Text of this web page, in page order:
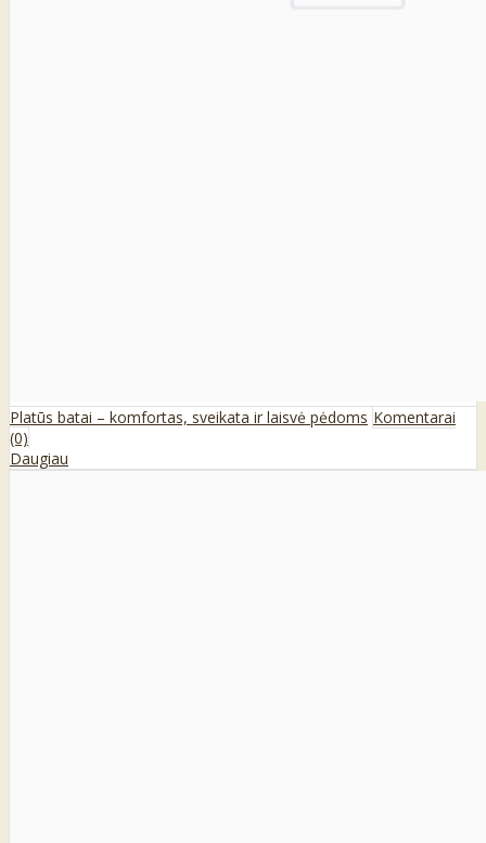
Platūs batai – komfortas, sveikata ir laisvė pėdoms Komentarai
(0)
Daugiau